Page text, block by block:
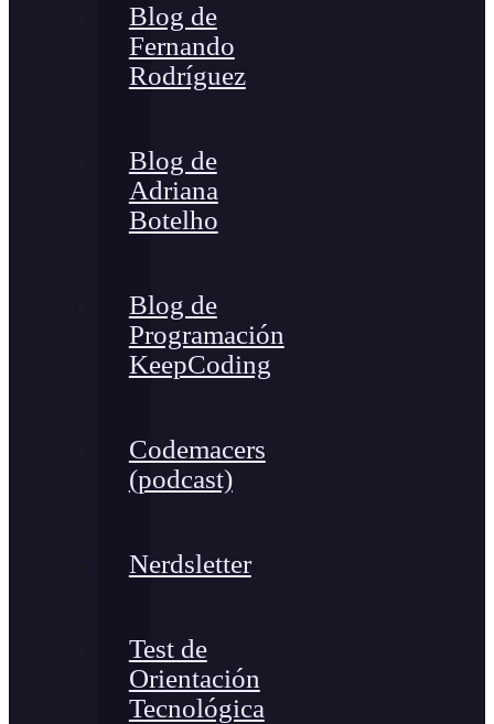
Blog de
Fernando
Rodríguez
Blog de
Adriana
Botelho
Blog de
Programación
KeepCoding
Codemacers
(podcast)
Nerdsletter
Test de
Orientación
Tecnológica